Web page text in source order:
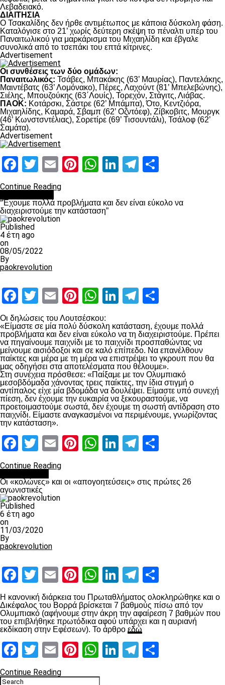
Λεβαδειακό.
ΔΙΑΙΤΗΣΙΑ
Ο Τσακαλίδης δεν ήρθε αντιμέτωπος με κάποια δύσκολη φάση.
Καταλόγισε στο 21’ χωρίς δεύτερη σκέψη το πέναλτι υπέρ του
Παναιτωλικού για μαρκάρισμα του Μιχαηλίδη και έβγαλε
συνολικά από το τσεπάκι του επτά κίτρινες.
Advertisement
Οι συνθέσεις των δύο ομάδων:
Παναιτωλικός: Τσάβες, Μπακάκης (63’ Μαυρίας), Παντελάκης,
Μαιντέβατς (63’ Λομόνακο), Πέρες, Λαχούντ (81’ Μπελεβώνης),
Σιέλης, Μπουζούκης (63΄Λουίς), Τορεχόν, Στάγιτς, Λιάβας.
ΠΑΟΚ: Κοτάρσκι, Σάστρε (62’ Μπάμπα), Ότο, Κεντζιόρα,
Μιχαηλίδης, Καμαρά, Σβαμπ (62’ Οζντόεφ), Ζίβκοβιτς, Μουργκ
(46’ Κωνστσντέλιας), Σορετίρε (69’ Τισουντάλι), Τσάλοφ (62’
Σαμάτα).
Advertisement
Facebook
Twitter
EmailPinterest
WhatsApp
LinkedIn
Telegram
Continue Reading
“Έχουμε πολλά προβλήματα και δεν είναι εύκολο να
διαχειριστούμε την κατάσταση”
Published
4 έτη ago
on
08/05/2022
By
paokrevolution
Facebook
Twitter
EmailPinterest
WhatsApp
LinkedIn
Telegram
Οι δηλώσεις του Λουτσέσκου:
«Είμαστε σε μία πολύ δύσκολη κατάσταση, έχουμε πολλά
προβλήματα και δεν είναι εύκολο να τη διαχειριστούμε. Πρέπει
να πηγαίνουμε παιχνίδι με το παιχνίδι προσπαθώντας να
μείνουμε αισιόδοξοι και σε καλό επίπεδο. Να επανέλθουν
παίκτες και μέρα με τη μέρα να επιστρέψει το γκρουπ που θα
μας οδηγήσει στα αποτελέσματα που θέλουμε».
Στη συνέχεια πρόσθεσε: «Παίξαμε με τον Ολυμπιακό
μεσοβδόμαδα χάνοντας τρεις παίκτες, την ίδια στιγμή ο
αντίπαλος είχε μία βδομάδα να δουλέψει. Είμαστε υπό συνεχή
πίεση, δεν έχουμε την ευκαιρία να ξεκουραστούμε, να
προετοιμαστούμε σωστά, δεν έχουμε τη σωστή αντίδραση στο
παιχνίδι. Είμαστε αναγκασμένοι να περιμένουμε, γνωρίζοντας
την κατάσταση».
Facebook
Twitter
EmailPinterest
WhatsApp
LinkedIn
Telegram
Continue Reading
Οι «κολώνες» και οι «απογοητεύσεις» στις πρώτες 26
αγωνιστικές
Published
6 έτη ago
on
11/03/2020
By
paokrevolution
Facebook
Twitter
EmailPinterest
WhatsApp
LinkedIn
Telegram
Η κανονική διάρκεια του Πρωταθλήματος ολοκληρώθηκε και ο
Δικέφαλος του Βορρά βρίσκεται 7 βαθμούς πίσω από τον
Ολυμπιακό (αφήνουμε στην άκρη την αφαίρεση 7 βαθμών που
του επιβλήθηκε πρωτόδικα αφού υπάρχει και η αυριανή
εκδίκαση στην Εφέσεων). Το άρθρο εδώ
Facebook
Twitter
EmailPinterest
WhatsApp
LinkedIn
Telegram
Continue Reading